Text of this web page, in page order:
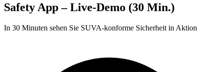
Safety App – Live-Demo (30 Min.)
In 30 Minuten sehen Sie SUVA-konforme Sicherheit in Aktion